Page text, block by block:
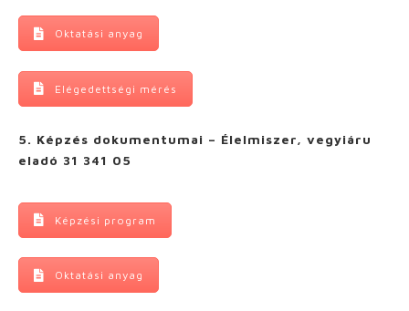
Oktatási anyag
Elégedettségi mérés
5. Képzés dokumentumai – Élelmiszer, vegyiáru
eladó 31 341 05
Képzési program
Oktatási anyag